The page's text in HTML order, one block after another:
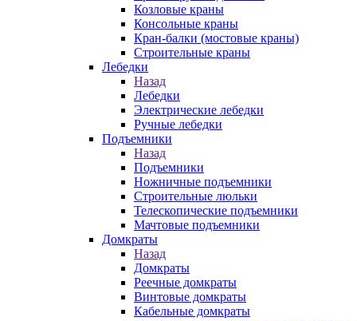
Козловые краны
Консольные краны
Кран-балки (мостовые краны)
Строительные краны
Лебедки
Назад
Лебедки
Электрические лебедки
Ручные лебедки
Подъемники
Назад
Подъемники
Ножничные подъемники
Строительные люльки
Телескопические подъемники
Мачтовые подъемники
Домкраты
Назад
Домкраты
Реечные домкраты
Винтовые домкраты
Кабельные домкраты